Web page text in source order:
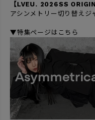
【LVEU. 2026SS
アシンメトリー切り替えジ
▼特集ページはこちら